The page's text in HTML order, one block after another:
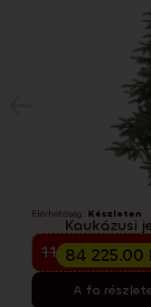
Elérhetőség: Készleten
Kaukázusi
112 300.00
84 225.00
A fa